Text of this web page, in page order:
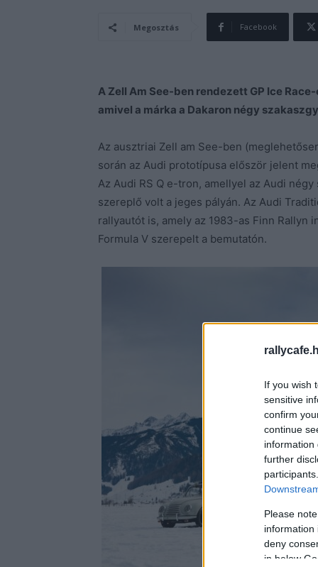
If you wish
sensitive
confirm
continue
information
further
Please
information
deny
in below
Megosztás Facebook
A Zell Am See-ben rendezett GP Ice
amivel a márka a Dakaron négy
Az ausztriai Zell am See-ben
során az Audi prototípusa először jelent
Az Audi RS Q e-tron, amellyel az Audi
szereplő volt a jeges pályán. Az Audi
rallyautót is, amely az 1983-as Finn Rallyn
Formula V szerepelt a bemutatón.